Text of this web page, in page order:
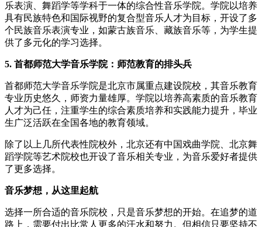
乐表演、舞蹈学等学科于一体的综合性音乐学院。学院以培养
具有民族特色和国际视野的复合型音乐人才为目标，开设了多
个民族音乐表演专业，如蒙古族音乐、藏族音乐等，为学生提
供了多元化的学习选择。
5. 首都师范大学音乐学院：师范教育的排头兵
首都师范大学音乐学院是北京市属重点建设院校，其音乐教育
专业历史悠久，师资力量雄厚。学院以培养高素质的音乐教育
人才为己任，注重学生的综合素质培养和实践能力提升，毕业
生广泛活跃在全国各地的教育领域。
除了以上几所代表性院校外，北京还有中国戏曲学院、北京舞
蹈学院等艺术院校也开设了音乐相关专业，为音乐爱好者提供
了更多选择。
音乐梦想，从这里起航
选择一所合适的音乐院校，只是音乐梦想的开始。在追梦的道
路上，需要付出比常人更多的汗水和努力。但相信只要坚持不